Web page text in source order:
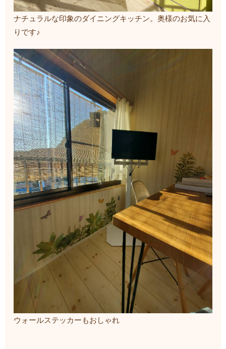
ナチュラルな印象のダイニングキッチン。奥様のお気に入
りです♪
ウォールステッカーもおしゃれ